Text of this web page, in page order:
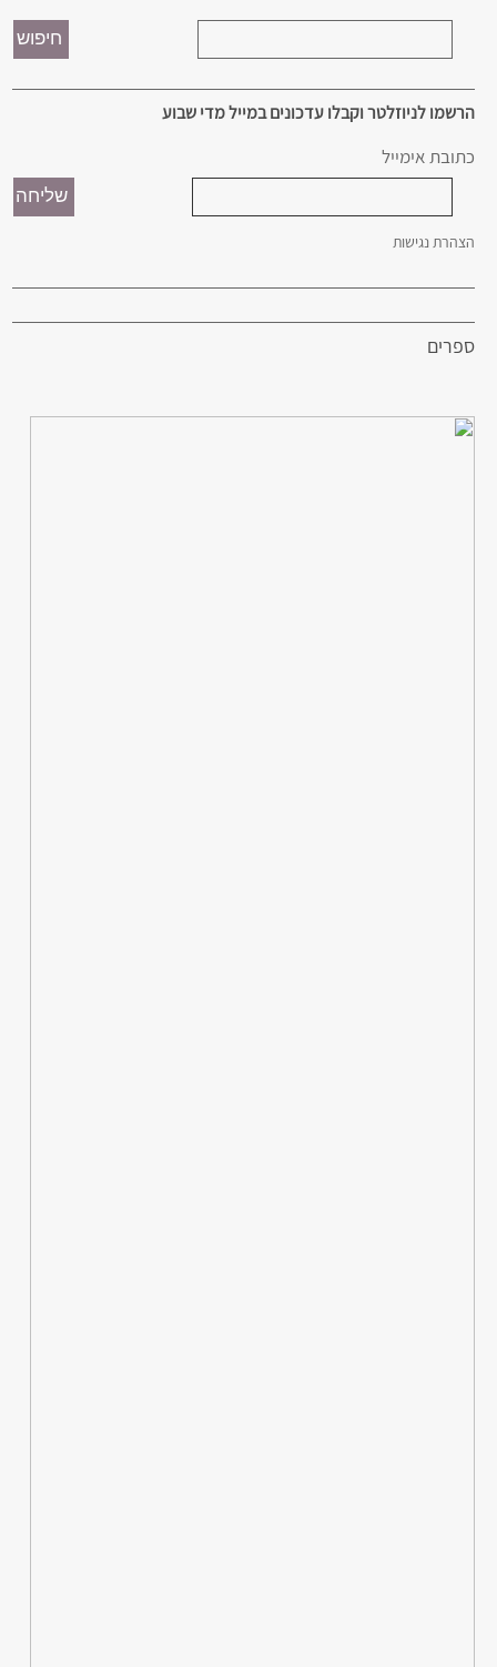
הרשמו לניוזלטר וקבלו עדכונים במייל מדי שבוע
כתובת אימייל
הצהרת נגישות
ספרים